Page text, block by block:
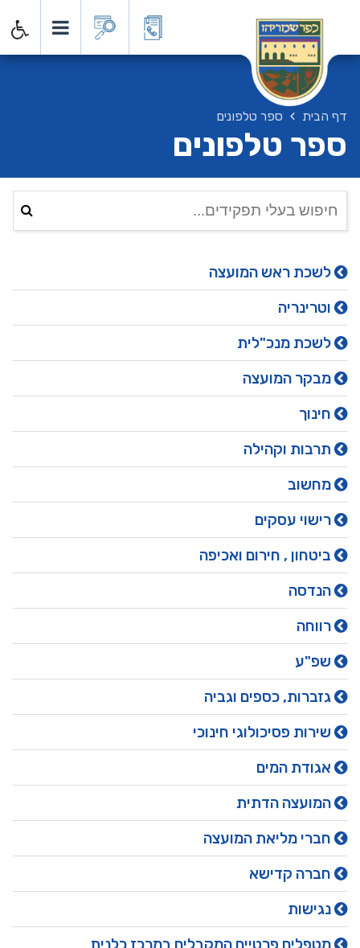
דף הבית ספר טלפונים
ספר טלפונים
לשכת ראש המועצה
וטרינריה
לשכת מנכ"לית
מבקר המועצה
חינוך
תרבות וקהילה
מחשוב
רישוי עסקים
ביטחון , חירום ואכיפה
הנדסה
רווחה
שפ"ע
גזברות, כספים וגביה
שירות פסיכולוגי חינוכי
אגודת המים
המועצה הדתית
חברי מליאת המועצה
חברה קדישא
נגישות